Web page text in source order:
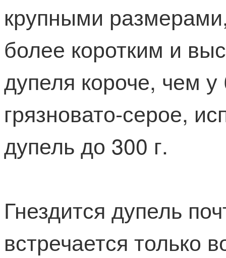
крупными
более коротким и
дупеля короче, чем
грязновато-серое,
дупель до 300 г.
Гнездится дупель
встречается только